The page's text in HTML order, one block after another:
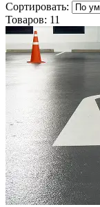
Сортировать:
Товаров: 11